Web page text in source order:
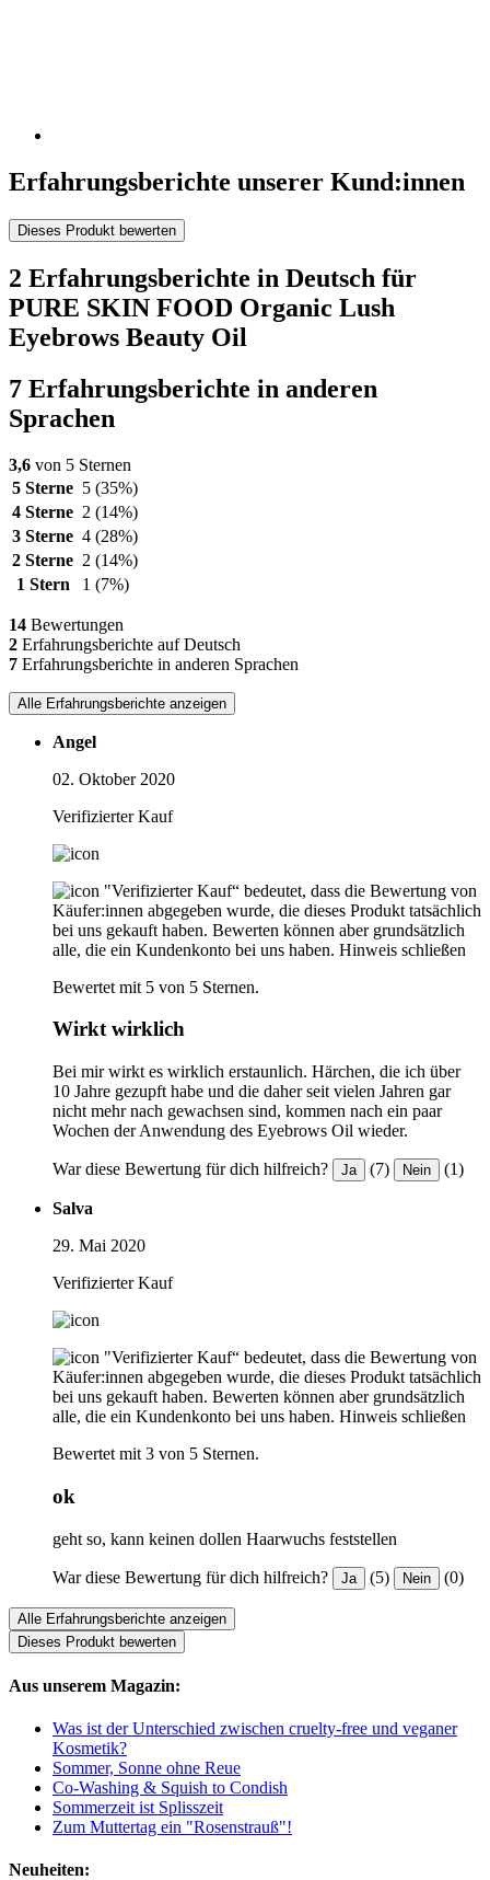
Erfahrungsberichte unserer Kund:innen
Dieses Produkt bewerten
2 Erfahrungsberichte in Deutsch für
PURE SKIN FOOD Organic Lush
Eyebrows Beauty Oil
7 Erfahrungsberichte in anderen
Sprachen
3,6 von 5 Sternen
5 Sterne 5 (35%)
4 Sterne 2 (14%)
3 Sterne 4 (28%)
2 Sterne 2 (14%)
1 Stern
1 (7%)
14 Bewertungen
2 Erfahrungsberichte auf Deutsch
7 Erfahrungsberichte in anderen Sprachen
Alle Erfahrungsberichte anzeigen
Angel
02. Oktober 2020
Verifizierter Kauf
"Verifizierter Kauf“ bedeutet, dass die Bewertung von
Käufer:innen abgegeben wurde, die dieses Produkt tatsächlich
bei uns gekauft haben. Bewerten können aber grundsätzlich
alle, die ein Kundenkonto bei uns haben. Hinweis schließen
Bewertet mit 5 von 5 Sternen.
Wirkt wirklich
Bei mir wirkt es wirklich erstaunlich. Härchen, die ich über
10 Jahre gezupft habe und die daher seit vielen Jahren gar
nicht mehr nach gewachsen sind, kommen nach ein paar
Wochen der Anwendung des Eyebrows Oil wieder.
War diese Bewertung für dich hilfreich? Ja (7) Nein (1)
Salva
29. Mai 2020
Verifizierter Kauf
"Verifizierter Kauf“ bedeutet, dass die Bewertung von
Käufer:innen abgegeben wurde, die dieses Produkt tatsächlich
bei uns gekauft haben. Bewerten können aber grundsätzlich
alle, die ein Kundenkonto bei uns haben. Hinweis schließen
Bewertet mit 3 von 5 Sternen.
ok
geht so, kann keinen dollen Haarwuchs feststellen
War diese Bewertung für dich hilfreich? Ja (5) Nein (0)
Alle Erfahrungsberichte anzeigen
Dieses Produkt bewerten
Aus unserem Magazin:
Was ist der Unterschied zwischen cruelty-free und veganer
Kosmetik?
Sommer, Sonne ohne Reue
Co-Washing & Squish to Condish
Sommerzeit ist Splisszeit
Zum Muttertag ein "Rosenstrauß"!
Neuheiten: